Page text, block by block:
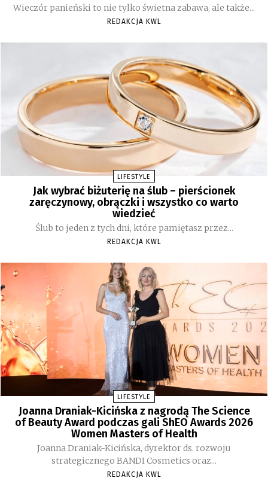
Wieczór panieński to nie tylko świetna zabawa, ale także...
REDAKCJA KWL
LIFESTYLE
Jak wybrać biżuterię na ślub – pierścionek
zaręczynowy, obrączki i wszystko co warto
wiedzieć
Ślub to jeden z tych dni, które pamiętasz przez...
REDAKCJA KWL
LIFESTYLE
Joanna Draniak-Kicińska z nagrodą The Science
of Beauty Award podczas gali ShEO Awards 2026
Women Masters of Health
Joanna Draniak-Kicińska, dyrektor ds. rozwoju
strategicznego BANDI Cosmetics oraz...
REDAKCJA KWL